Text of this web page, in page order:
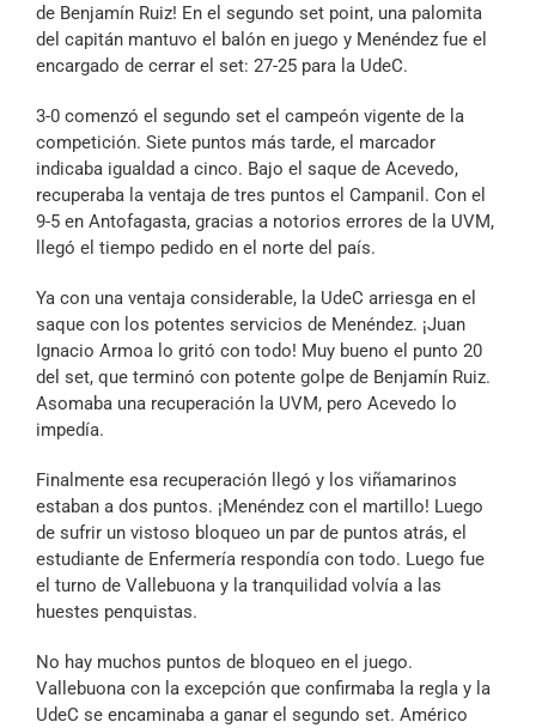
de Benjamín Ruiz! En el segundo set point, una palomita
del capitán mantuvo el balón en juego y Menéndez fue el
encargado de cerrar el set: 27-25 para la UdeC.
3-0 comenzó el segundo set el campeón vigente de la
competición. Siete puntos más tarde, el marcador
indicaba igualdad a cinco. Bajo el saque de Acevedo,
recuperaba la ventaja de tres puntos el Campanil. Con el
9-5 en Antofagasta, gracias a notorios errores de la UVM,
llegó el tiempo pedido en el norte del país.
Ya con una ventaja considerable, la UdeC arriesga en el
saque con los potentes servicios de Menéndez. ¡Juan
Ignacio Armoa lo gritó con todo! Muy bueno el punto 20
del set, que terminó con potente golpe de Benjamín Ruiz.
Asomaba una recuperación la UVM, pero Acevedo lo
impedía.
Finalmente esa recuperación llegó y los viñamarinos
estaban a dos puntos. ¡Menéndez con el martillo! Luego
de sufrir un vistoso bloqueo un par de puntos atrás, el
estudiante de Enfermería respondía con todo. Luego fue
el turno de Vallebuona y la tranquilidad volvía a las
huestes penquistas.
No hay muchos puntos de bloqueo en el juego.
Vallebuona con la excepción que confirmaba la regla y la
UdeC se encaminaba a ganar el segundo set. Américo